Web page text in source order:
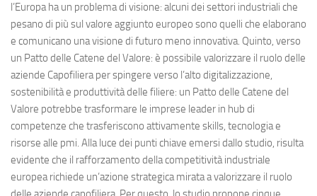
l’Europa ha un problema di visione: alcuni dei settori industriali che
pesano di più sul valore aggiunto europeo sono quelli che elaborano
e comunicano una visione di futuro meno innovativa. Quinto, verso
un Patto delle Catene del Valore: è possibile valorizzare il ruolo delle
aziende Capofiliera per spingere verso l’alto digitalizzazione,
sostenibilità e produttività delle filiere: un Patto delle Catene del
Valore potrebbe trasformare le imprese leader in hub di
competenze che trasferiscono attivamente skills, tecnologia e
risorse alle pmi. Alla luce dei punti chiave emersi dallo studio, risulta
evidente che il rafforzamento della competitività industriale
europea richiede un’azione strategica mirata a valorizzare il ruolo